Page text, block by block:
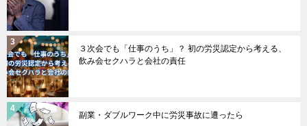
３次会でも「仕事のうち」？ 初の労災認定から考える、
飲み会セクハラと会社の責任
副業・ダブルワーク中に労災事故に遭ったら